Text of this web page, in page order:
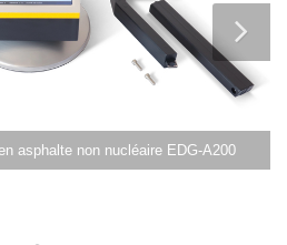
asphalte non nucléaire EDG-A200